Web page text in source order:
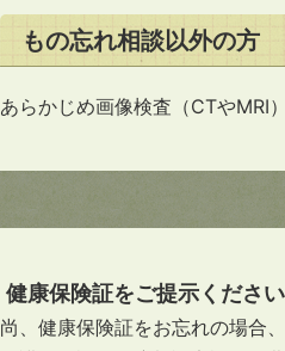
もの忘れ相談以外の方
あらかじめ画像検査（CTやMRI
健康保険証をご提示ください
尚、健康保険証をお忘れの場合